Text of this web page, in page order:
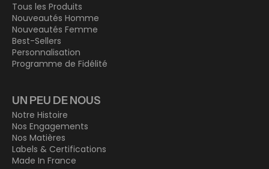
Tous les Produits
Nouveautés Homme
Nouveautés Femme
Best-Sellers
Personnalisation
Programme de Fidélité
UN PEU DE NOUS
Notre Histoire
Nos Engagements
Nos Matières
Labels & Certifications
Made In France